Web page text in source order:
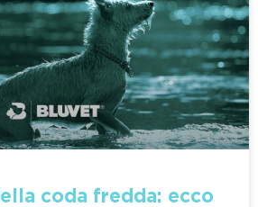
coda fredda: ecco